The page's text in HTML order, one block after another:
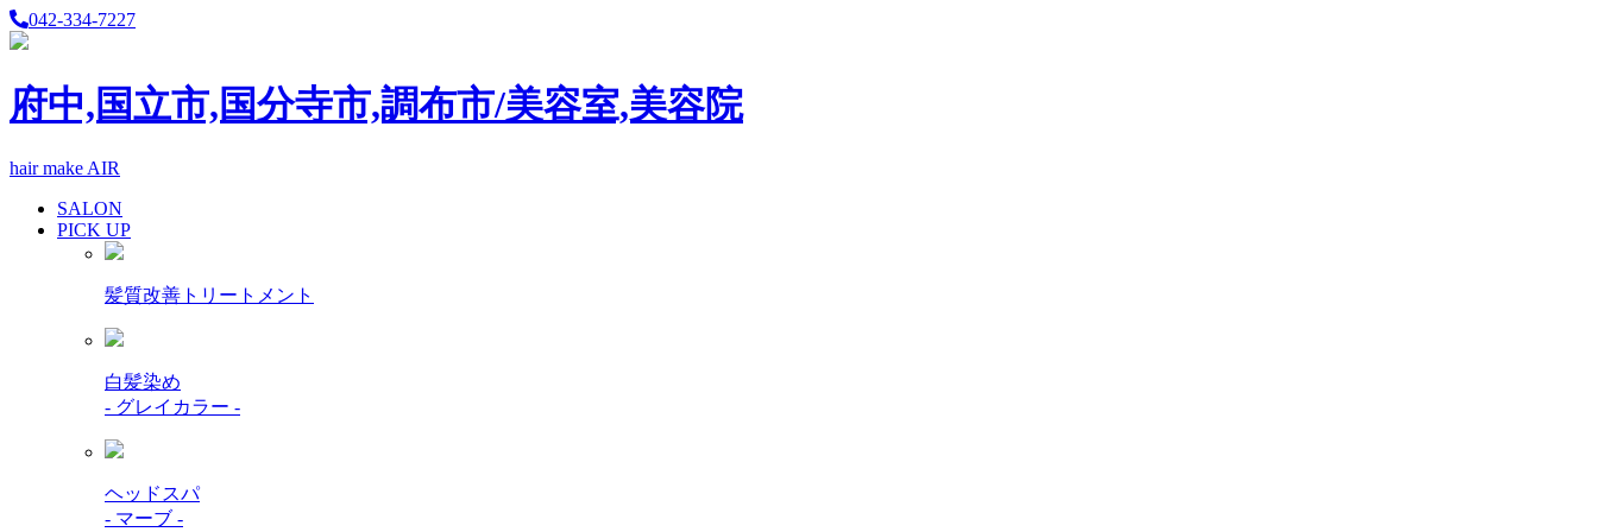
042-334-7227
府中,国立市,国分寺市,調布市/美容室,美容院
hair make AIR
SALON
PICK UP
髪質改善トリートメント
白髪染め
- グレイカラー -
ヘッドスパ
- マーブ -